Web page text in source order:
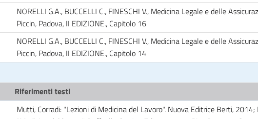
NORELLI G.A., BUCCELLI C., FINESCHI V., Medicina Legale e delle
Piccin, Padova, II EDIZIONE., Capitolo 16
NORELLI G.A., BUCCELLI C., FINESCHI V., Medicina Legale e delle
Piccin, Padova, II EDIZIONE., Capitolo 14
Riferimenti testi
Mutti, Corradi: "Lezioni di Medicina del Lavoro". Nuova Editrice Berti, 2014;